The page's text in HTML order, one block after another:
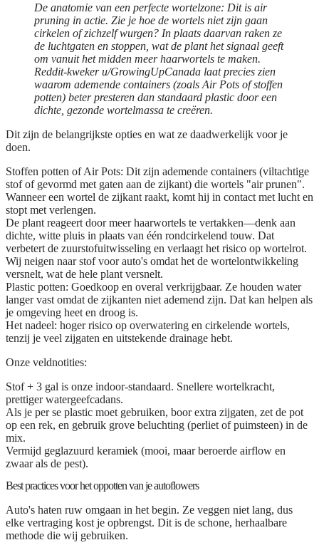
De anatomie van een perfecte wortelzone: Dit is air
pruning in actie. Zie je hoe de wortels niet zijn gaan
cirkelen of zichzelf wurgen? In plaats daarvan raken ze
de luchtgaten en stoppen, wat de plant het signaal geeft
om vanuit het midden meer haarwortels te maken.
Reddit-kweker u/GrowingUpCanada laat precies zien
waarom ademende containers (zoals Air Pots of stoffen
potten) beter presteren dan standaard plastic door een
dichte, gezonde wortelmassa te creëren.
Dit zijn de belangrijkste opties en wat ze daadwerkelijk voor je
doen.
Stoffen potten of Air Pots: Dit zijn ademende containers (viltachtige
stof of gevormd met gaten aan de zijkant) die wortels "air prunen".
Wanneer een wortel de zijkant raakt, komt hij in contact met lucht en
stopt met verlengen.
De plant reageert door meer haarwortels te vertakken—denk aan
dichte, witte pluis in plaats van één rondcirkelend touw. Dat
verbetert de zuurstofuitwisseling en verlaagt het risico op wortelrot.
Wij neigen naar stof voor auto's omdat het de wortelontwikkeling
versnelt, wat de hele plant versnelt.
Plastic potten: Goedkoop en overal verkrijgbaar. Ze houden water
langer vast omdat de zijkanten niet ademend zijn. Dat kan helpen als
je omgeving heet en droog is.
Het nadeel: hoger risico op overwatering en cirkelende wortels,
tenzij je veel zijgaten en uitstekende drainage hebt.
Onze veldnotities:
Stof + 3 gal is onze indoor-standaard. Snellere wortelkracht,
prettiger watergeefcadans.
Als je per se plastic moet gebruiken, boor extra zijgaten, zet de pot
op een rek, en gebruik grove beluchting (perliet of puimsteen) in de
mix.
Vermijd geglazuurd keramiek (mooi, maar beroerde airflow en
zwaar als de pest).
Best practices voor het oppotten van je autoflowers
Auto's haten ruw omgaan in het begin. Ze veggen niet lang, dus
elke vertraging kost je opbrengst. Dit is de schone, herhaalbare
methode die wij gebruiken.